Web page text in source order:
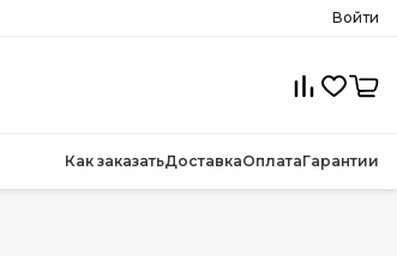
Войти
Как заказатьДоставкаОплатаГарантии